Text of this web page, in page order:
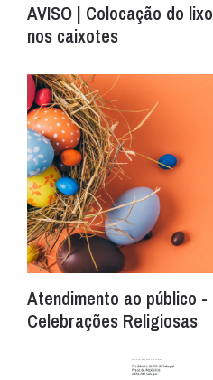
AVISO | Colocação do lixo
nos caixotes
Atendimento ao público -
Celebrações Religiosas